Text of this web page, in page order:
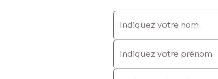
Indiquez votre nom
Indiquez votre prénom
E-mail